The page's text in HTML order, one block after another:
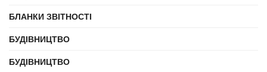
БЛАНКИ ЗВІТНОСТІ
БУДІВНИЦТВО
БУДІВНИЦТВО